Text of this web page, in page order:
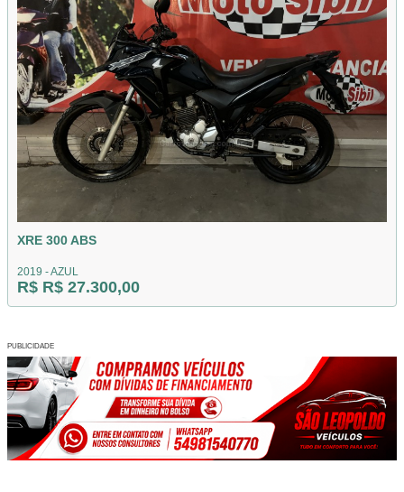
XRE 300 ABS
2019 - AZUL
R$ R$ 27.300,00
PUBLICIDADE